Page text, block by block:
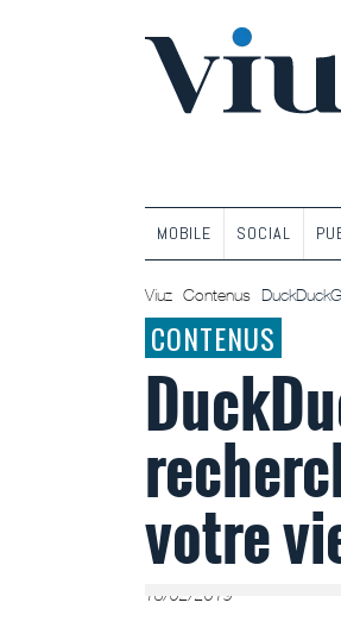
MOBILE SOCIAL
Viuz Contenus
CONTENUS
votre
18/02/2019